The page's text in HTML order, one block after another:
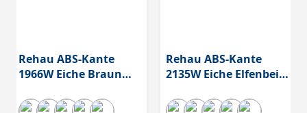
Rehau ABS-Kante
1966W Eiche Braun
Rehau ABS-Kante
2135W Eiche Elfenbein